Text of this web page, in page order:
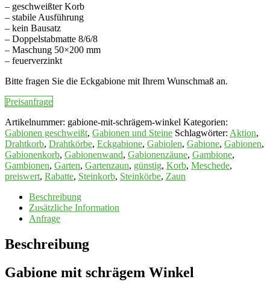
– geschweißter Korb
– stabile Ausführung
– kein Bausatz
– Doppelstabmatte 8/6/8
– Maschung 50×200 mm
– feuerverzinkt
Bitte fragen Sie die Eckgabione mit Ihrem Wunschmaß an.
Preisanfrage
Artikelnummer: gabione-mit-schrägem-winkel Kategorien:
Gabionen geschweißt, Gabionen und Steine Schlagwörter: Aktion,
Drahtkorb, Drahtkörbe, Eckgabione, Gabiolen, Gabione, Gabionen,
Gabionenkorb, Gabionenwand, Gabionenzäune, Gambione,
Gambionen, Garten, Gartenzaun, günstig, Korb, Meschede,
preiswert, Rabatte, Steinkorb, Steinkörbe, Zaun
Beschreibung
Zusätzliche Information
Anfrage
Beschreibung
Gabione mit schrägem Winkel